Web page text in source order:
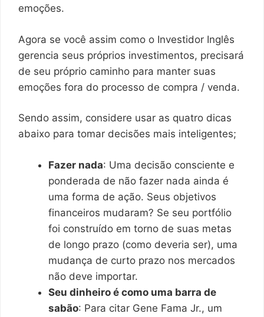
emoções.
Agora se você assim como o Investidor Inglês
gerencia seus próprios investimentos, precisará
de seu próprio caminho para manter suas
emoções fora do processo de compra / venda.
Sendo assim, considere usar as quatro dicas
abaixo para tomar decisões mais inteligentes;
Fazer nada: Uma decisão consciente e
ponderada de não fazer nada ainda é
uma forma de ação. Seus objetivos
financeiros mudaram? Se seu portfólio
foi construído em torno de suas metas
de longo prazo (como deveria ser), uma
mudança de curto prazo nos mercados
não deve importar.
Seu dinheiro é como uma barra de
sabão: Para citar Gene Fama Jr., um